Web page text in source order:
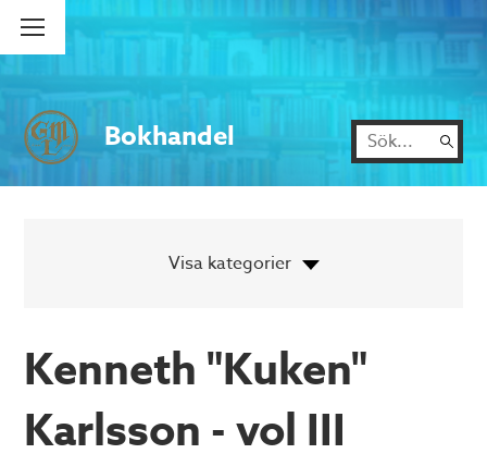
Bokhandel
Kenneth "Kuken"
Karlsson - vol III